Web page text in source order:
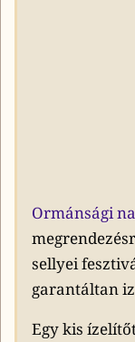
Ormánsági
sellyei
garantáltan
Egy kis